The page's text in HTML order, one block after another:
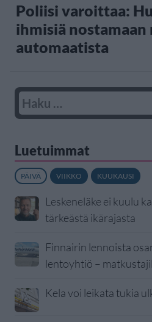
Poliisi varoittaa:
ihmisiä nostamaan
automaatista
Luetuimmat
PÄIVÄ VIIKKO KUUKAUSI
Leskeneläke ei kuulu
tärkeästä ikärajasta
Finnairin lennoista
lentoyhtiö –
Kela voi leikata tukia